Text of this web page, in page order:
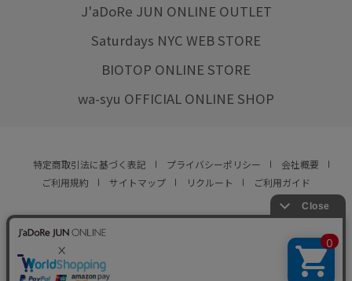
J'aDoRe JUN ONLINE OUTLET
Saturdays NYC WEB STORE
BIOTOP ONLINE STORE
wa-syu OFFICIAL ONLINE SHOP
特定商取引法に基づく表記 プライバシーポリシー
会社概要
ご利用規約
サイトマップ リクルート ご利用ガイド
© JUN CO.,LTD. ALL RIGHTS RESERVED.